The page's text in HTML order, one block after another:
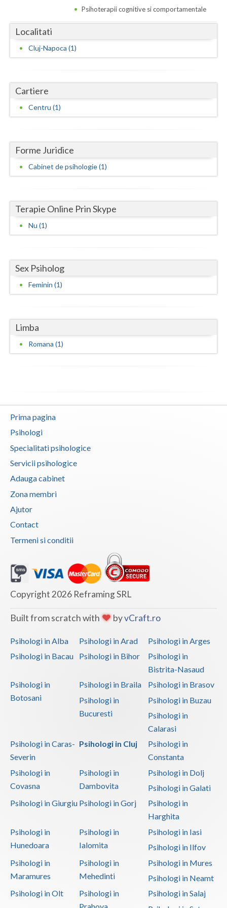
Galati
Giurgiu
Harghita
Hunedoara
Iasi
Ilfov
Mehedinti
Mures
Olt
Prahova
Satu-Mare
Sibiu
Timis
Tulcea
Valcea
Vaslui
Psihoterapii cognitive si comportamentale
Localitati
Cluj-Napoca (1)
Cartiere
Centru (1)
Forme Juridice
Cabinet de psihologie (1)
Terapie Online Prin Skype
Nu (1)
Sex Psiholog
Feminin (1)
Limba
Romana (1)
Prima pagina
Psihologi
Specialitati psihologice
Servicii psihologice
Adauga cabinet
Zona membri
Ajutor
Contact
Termeni si conditii
Copyright 2026 Reframing SRL
Built from scratch with byvCraft.ro
Psihologi in Alba Psihologi in Arad
Psihologi in Arges
Psihologi in Bacau
Psihologi in Bihor
Psihologi in
Bistrita-Nasaud
Psihologi in
Botosani
Psihologi in Braila
Psihologi in Brasov
Psihologi in
Bucuresti
Psihologi in Buzau
Psihologi in
Calarasi
Psihologi in Caras-
Severin
Psihologi in Cluj
Psihologi in
Constanta
Psihologi in
Covasna
Psihologi in
Dambovita
Psihologi in Dolj
Psihologi in Galati
Psihologi in Giurgiu Psihologi in Gorj
Psihologi in
Harghita
Psihologi in
Hunedoara
Psihologi in
Ialomita
Psihologi in Iasi
Psihologi in Ilfov
Psihologi in
Maramures
Psihologi in
Mehedinti
Psihologi in Mures
Psihologi in Neamt
Psihologi in Olt
Psihologi in
Psihologi in Salaj